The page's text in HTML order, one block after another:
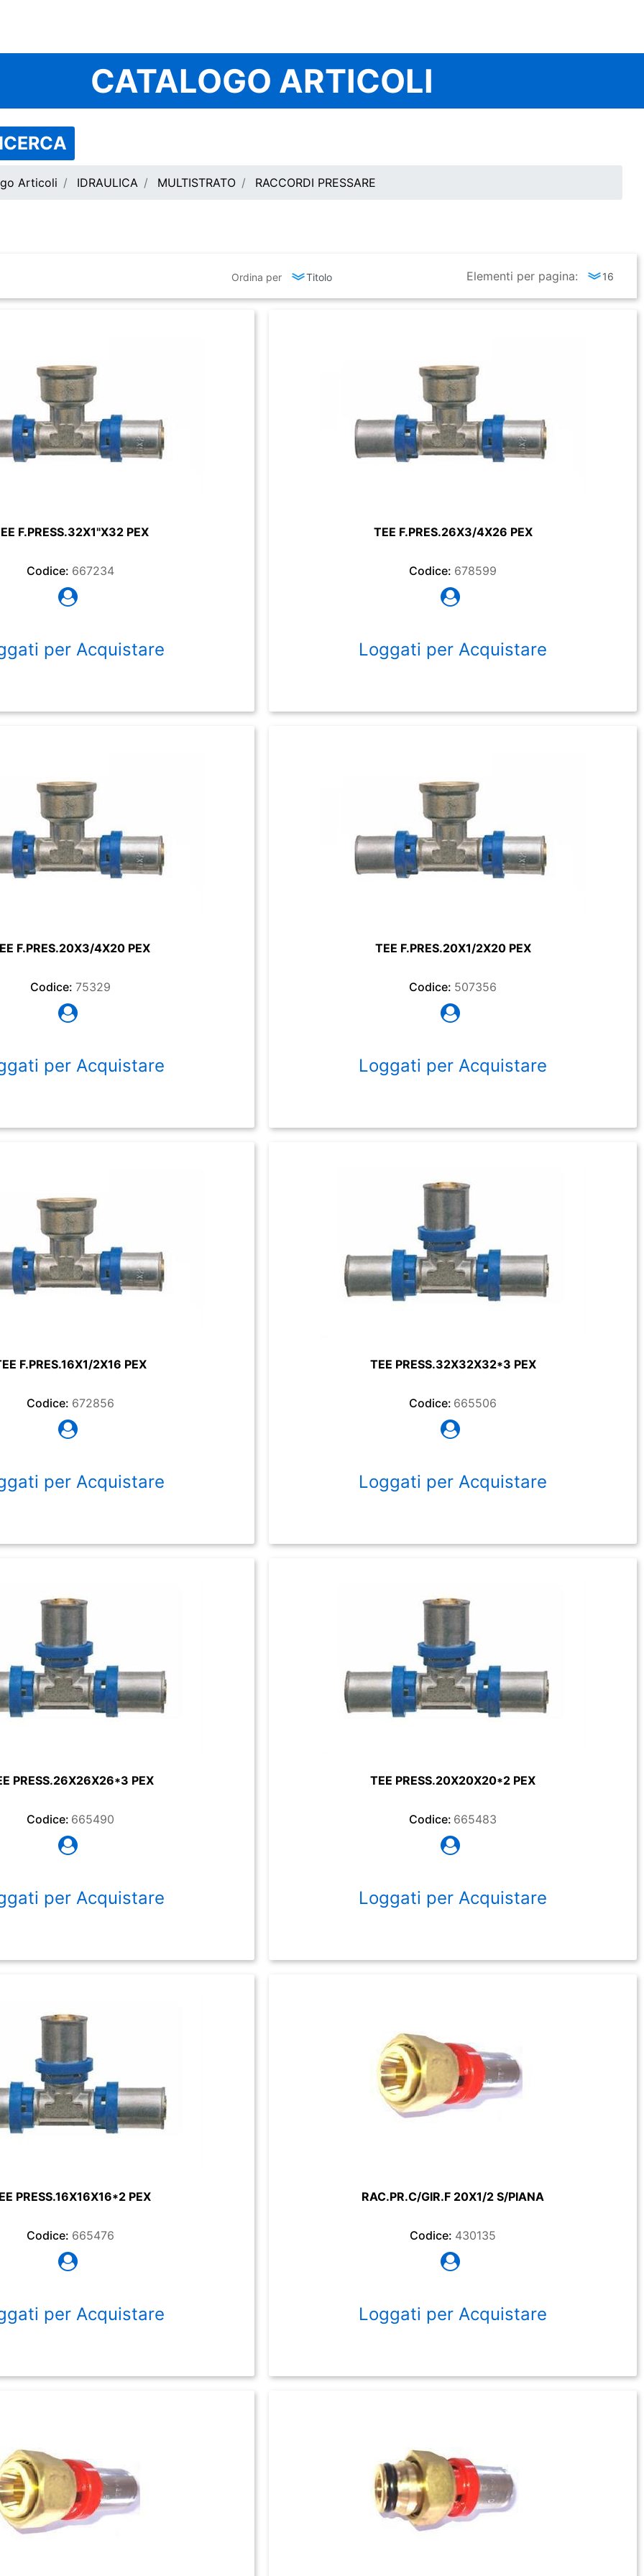
CATALOGO ARTICOLI
Articoli IDRAULICA MULTISTRATO RACCORDI PRESSARE
Ordina per Elementi per pagina:
F.PRESS.32X1"X32 PEX
Codice: 667234
per Acquistare
TEE F.PRES.26X3/4X26 PEX
Codice: 678599
Loggati per Acquistare
F.PRES.20X3/4X20 PEX
Codice: 75329
per Acquistare
TEE F.PRES.20X1/2X20 PEX
Codice: 507356
Loggati per Acquistare
F.PRES.16X1/2X16 PEX
Codice: 672856
per Acquistare
TEE PRESS.32X32X32*3 PEX
Codice: 665506
Loggati per Acquistare
PRESS.26X26X26*3 PEX
Codice: 665490
per Acquistare
TEE PRESS.20X20X20*2 PEX
Codice: 665483
Loggati per Acquistare
PRESS.16X16X16*2 PEX
Codice: 665476
per Acquistare
RAC.PR.C/GIR.F 20X1/2 S/PIANA
Codice: 430135
Loggati per Acquistare